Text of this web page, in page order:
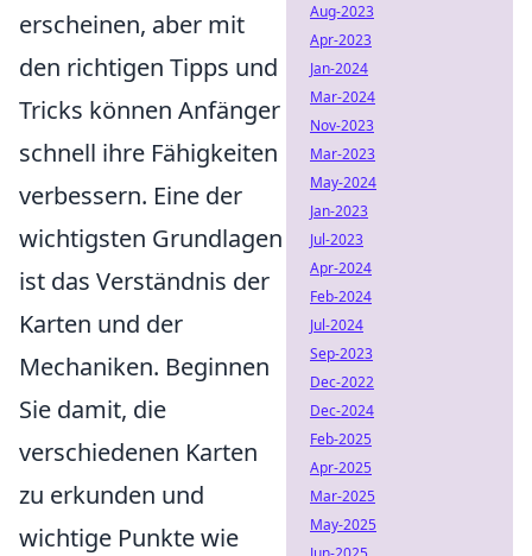
erscheinen, aber mit
den richtigen Tipps und
Tricks können Anfänger
schnell ihre Fähigkeiten
verbessern. Eine der
wichtigsten Grundlagen
ist das Verständnis der
Karten und der
Mechaniken. Beginnen
Sie damit, die
verschiedenen Karten
zu erkunden und
wichtige Punkte wie
Aug-2023
Apr-2023
Jan-2024
Mar-2024
Nov-2023
Mar-2023
May-2024
Jan-2023
Jul-2023
Apr-2024
Feb-2024
Jul-2024
Sep-2023
Dec-2022
Dec-2024
Feb-2025
Apr-2025
Mar-2025
May-2025